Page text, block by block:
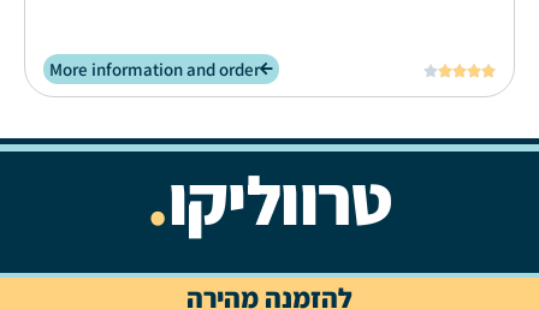
להזמנה מהירה





More information and order
טרווליקו.
OTWDESIGN